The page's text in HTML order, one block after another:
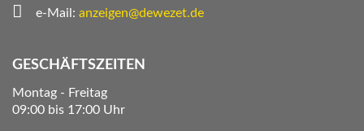
e-Mail: anzeigen@dewezet.de
GESCHÄFTSZEITEN
Montag - Freitag
09:00 bis 17:00 Uhr